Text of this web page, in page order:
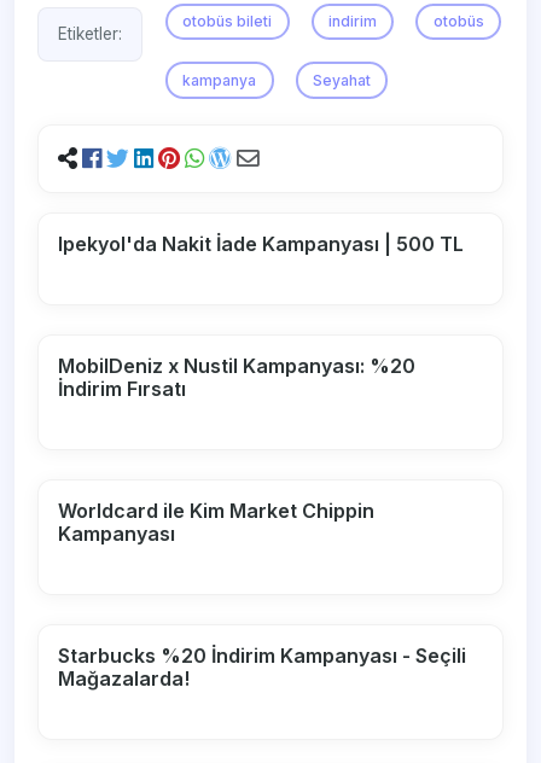
Etiketler:
otobüs bileti indirim otobüs
kampanya Seyahat
Ipekyol'da Nakit İade Kampanyası | 500 TL
MobilDeniz x Nustil Kampanyası: %20
İndirim Fırsatı
Worldcard ile Kim Market Chippin
Kampanyası
Starbucks %20 İndirim Kampanyası - Seçili
Mağazalarda!